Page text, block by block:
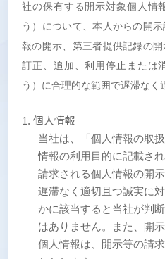
社の保有する開示対象個人情
う）について、本人からの開
報の開示、第三者提供記録の
訂正、追加、利用停止また
う）に合理的な範囲で遅滞なく
個人情報
当社は、「個人情報の取
情報の利用目的に記載さ
請求される個人情報の開
遅滞なく適切且つ誠実に
かに該当すると当社が判
はありません。また、開
個人情報は、開示等の請